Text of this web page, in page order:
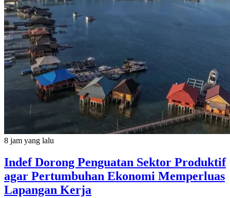
8 jam yang lalu
Indef Dorong Penguatan Sektor Produktif
agar Pertumbuhan Ekonomi Memperluas
Lapangan Kerja